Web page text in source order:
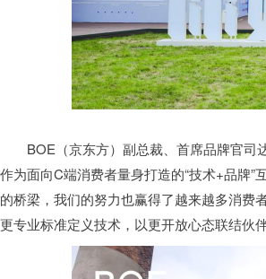
BOE（京东方）副总裁、首席品牌官司达
作为面向C端消费者量身打造的“技术+品牌”
的桥梁，我们的努力也赢得了越来越多消费
更专业标准定义技术，以更开放心态联结伙